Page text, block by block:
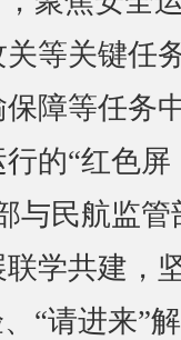
等关键任
障等任务
的“红色屏
与民航监管
学共建，
“请进来”